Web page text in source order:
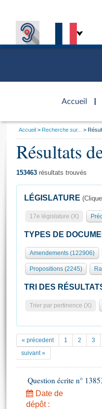
Accueil
d'accueil
Présidence
577 députés
Groupes politiques
Séance publique
Commissions et
Europe et
Pétitions
Documents
Projets de loi
Propositions de loi
Amendements
Textes adoptés
Général
Rôle et pouvoirs de
Organisation de
Présidence Conférence
Statistiques et
Documents de
( Constitution | Règlement
Histoire
Juniors
Visiter l'Assemblée
Visite virtuelle du
Assister à une séance
La Bibliothèque
Les archives
Contacts et plan
Photos libres de droit
Vous
Accueil Recherche sur...
Résultats
153463 résultats trouvés
LÉGISLATURE
17e législature (X)
TYPES DE
Amendements (122906)
Propositions (2245)
TRI DES
Trier par pertinence (X)
« précedent 1 2 3
suivant »
Question écrite n°
Date de
dépôt :